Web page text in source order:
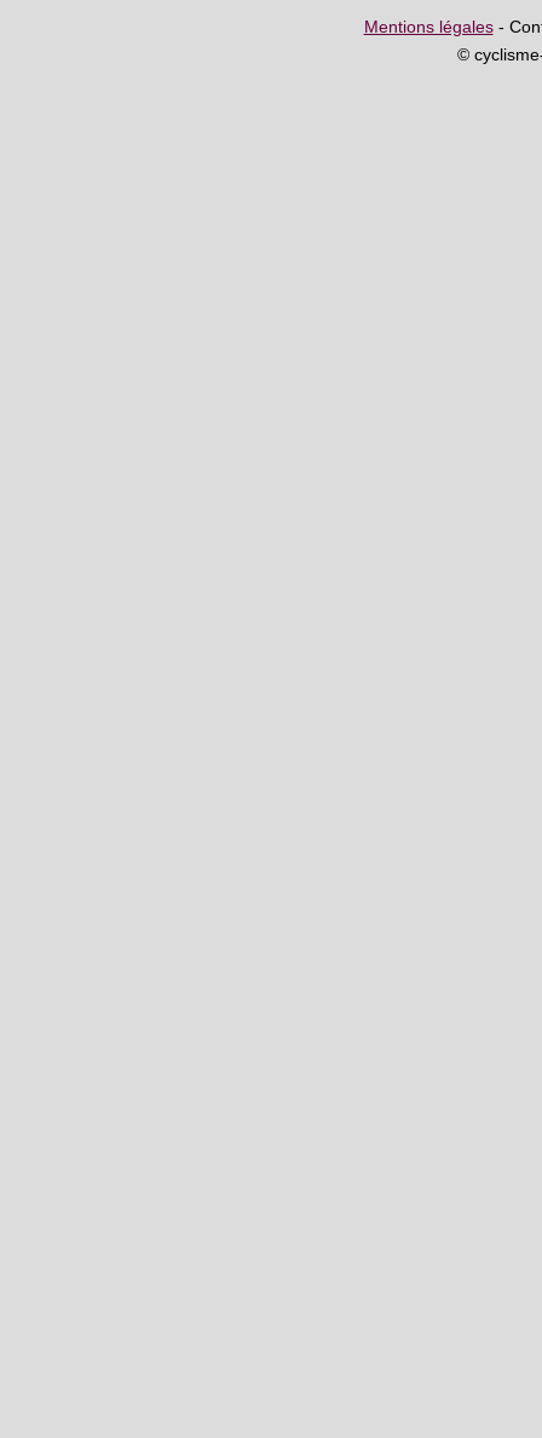
Mentions légales-
©